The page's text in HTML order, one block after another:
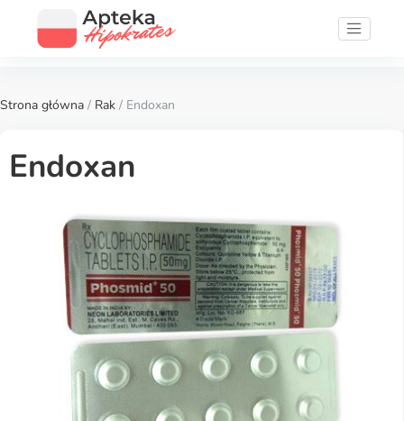
Strona główna / Rak / Endoxan
Endoxan